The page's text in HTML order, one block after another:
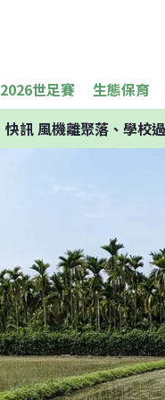
2026世足賽 生態保育
快訊風機離聚落、學校